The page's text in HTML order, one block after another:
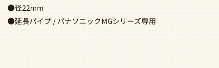
●径22mm
●延長パイプ / パナソニックMGシリーズ専用